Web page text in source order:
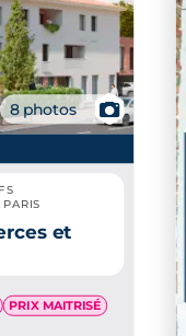
8 photos 📷
PARIS
et
PRIX MAITRISÉ